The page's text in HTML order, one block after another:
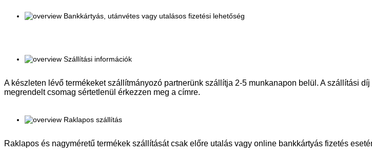
Bankkártyás, utánvétes vagy utalásos fizetési lehetőség
Szállítási információk
A készleten lévő termékeket szállítmányozó partnerünk szállítja 2-5 munkanapon belül. A szállítási
megrendelt csomag sértetlenül érkezzen meg a címre.
Raklapos szállítás
Raklapos és nagyméretű termékek szállítását csak előre utalás vagy online bankkártyás fizetés